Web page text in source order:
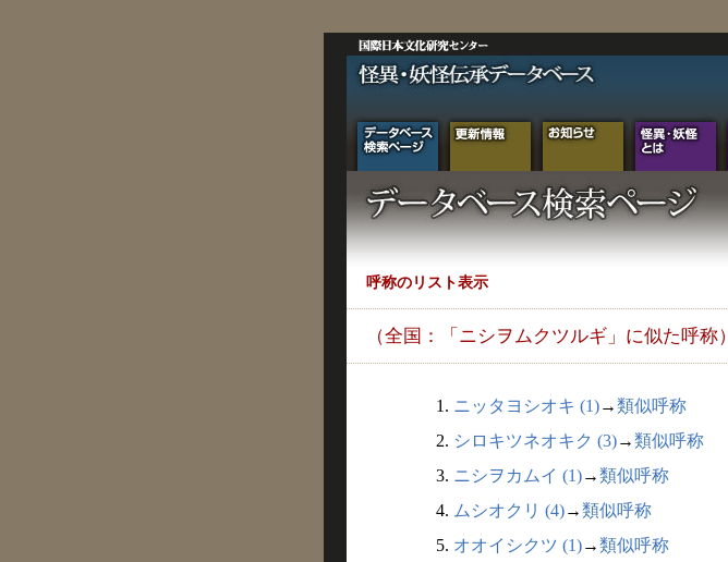
呼称のリスト表示
（全国：「ニシヲムクツルギ」に似た呼称）
1. ニッタヨシオキ (1)→類似呼称
2. シロキツネオキク (3)→類似呼称
3. ニシヲカムイ (1)→類似呼称
4. ムシオクリ (4)→類似呼称
5. オオイシクツ (1)→類似呼称